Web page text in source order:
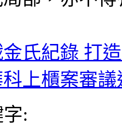
金氏紀錄 打
上櫃案審議
: